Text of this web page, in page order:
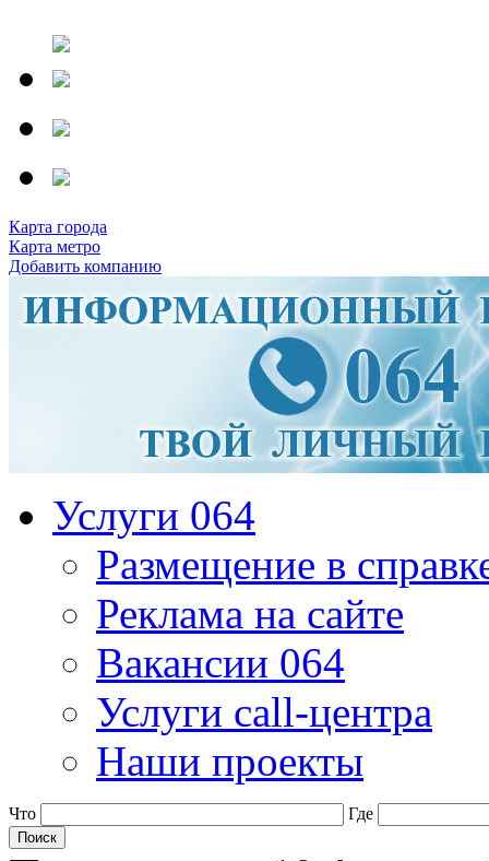
Карта города
Карта метро
Добавить компанию
Услуги 064
Размещение в
Реклама на сайте
Вакансии 064
Услуги call-центра
Наши проекты
Что Где